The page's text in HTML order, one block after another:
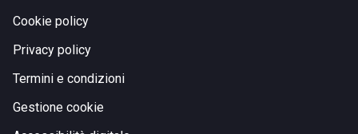
Cookie policy
Privacy policy
Termini e condizioni
Gestione cookie